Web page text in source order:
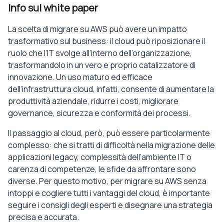
Info sul white paper
La scelta di migrare su AWS può avere un impatto
trasformativo sul business: il cloud può riposizionare il
ruolo che l’IT svolge all’interno dell’organizzazione,
trasformandolo in un vero e proprio catalizzatore di
innovazione. Un uso maturo ed efficace
dell’infrastruttura cloud, infatti, consente di aumentare la
produttività aziendale, ridurre i costi, migliorare
governance, sicurezza e conformità dei processi.
Il passaggio al cloud, però, può essere particolarmente
complesso: che si tratti di difficoltà nella migrazione delle
applicazioni legacy, complessità dell’ambiente IT o
carenza di competenze, le sfide da affrontare sono
diverse. Per questo motivo, per migrare su AWS senza
intoppi e cogliere tutti i vantaggi del cloud, è importante
seguire i consigli degli esperti e disegnare una strategia
precisa e accurata.